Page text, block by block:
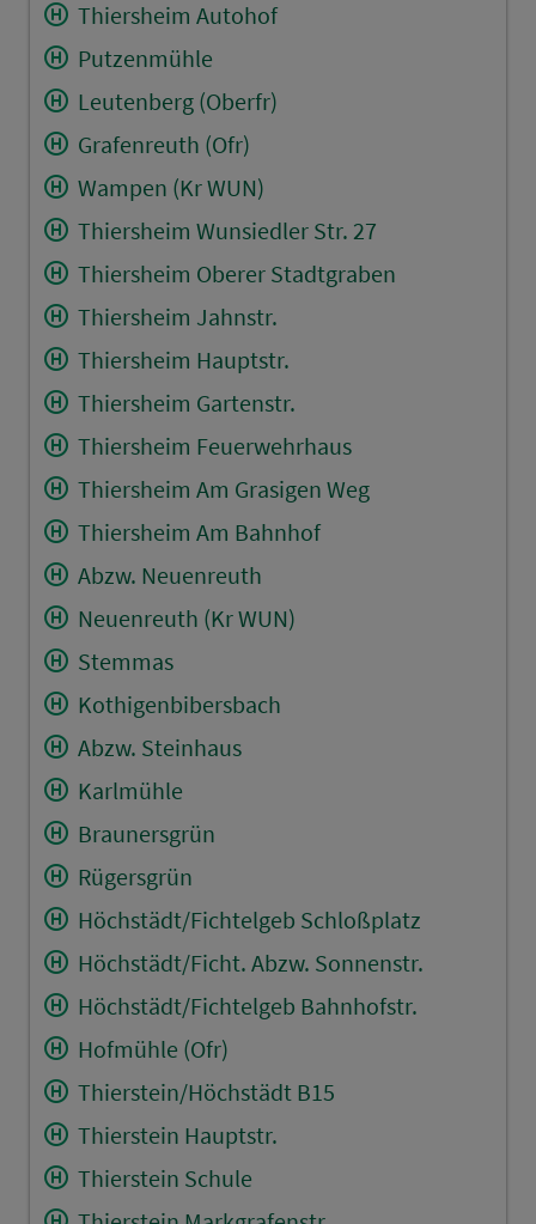
Thiersheim Autohof
Putzenmühle
Leutenberg (Oberfr)
Grafenreuth (Ofr)
Wampen (Kr WUN)
Thiersheim Wunsiedler Str. 27
Thiersheim Oberer Stadtgraben
Thiersheim Jahnstr.
Thiersheim Hauptstr.
Thiersheim Gartenstr.
Thiersheim Feuerwehrhaus
Thiersheim Am Grasigen Weg
Thiersheim Am Bahnhof
Abzw. Neuenreuth
Neuenreuth (Kr WUN)
Stemmas
Kothigenbibersbach
Abzw. Steinhaus
Karlmühle
Braunersgrün
Rügersgrün
Höchstädt/Fichtelgeb Schloßplatz
Höchstädt/Ficht. Abzw. Sonnenstr.
Höchstädt/Fichtelgeb Bahnhofstr.
Hofmühle (Ofr)
Thierstein/Höchstädt B15
Thierstein Hauptstr.
Thierstein Schule